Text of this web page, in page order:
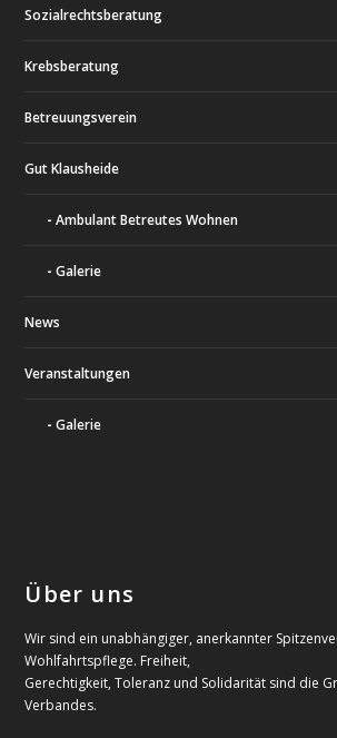
Sozialrechtsberatung
Krebsberatung
Betreuungsverein
Gut Klausheide
Ambulant Betreutes Wohnen
Galerie
News
Veranstaltungen
Galerie
Über uns
Wir sind ein unabhängiger, anerkannter
Wohlfahrtspflege. Freiheit,
Gerechtigkeit, Toleranz und Solidarität sind die
Verbandes.